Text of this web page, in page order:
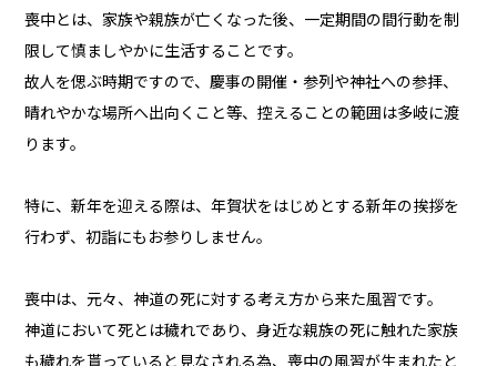
喪中とは、家族や親族が亡くなった後、一定期間の間行動を制
限して慎ましやかに生活することです。
故人を偲ぶ時期ですので、慶事の開催・参列や神社への参拝、
晴れやかな場所へ出向くこと等、控えることの範囲は多岐に渡
ります。
特に、新年を迎える際は、年賀状をはじめとする新年の挨拶を
行わず、初詣にもお参りしません。
喪中は、元々、神道の死に対する考え方から来た風習です。
神道において死とは穢れであり、身近な親族の死に触れた家族
も穢れを貰っていると見なされる為、喪中の風習が生まれたと